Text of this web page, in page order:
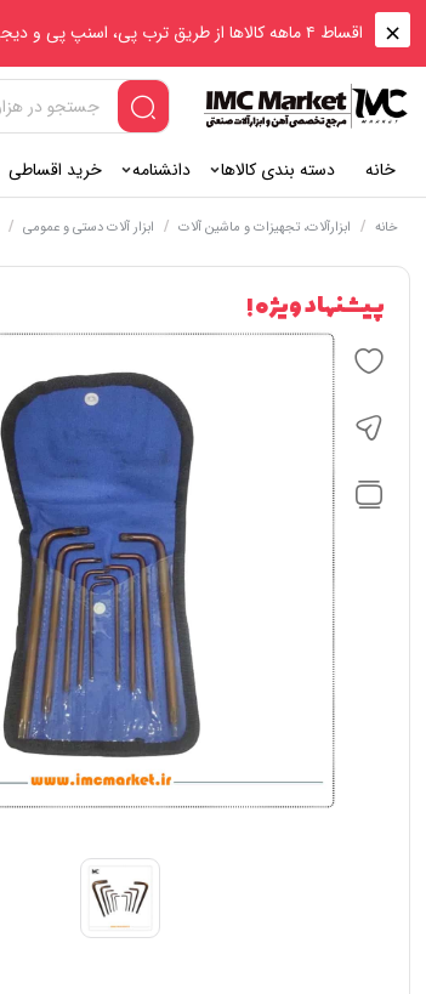
اقساط ۴ ماهه کالاها از طریق ترب پی، اسنپ پی و دیجی پی
خانه دسته بندی کالاها دانشنامه خرید اقساطی
خانه / ابزارآلات، تجهیزات و ماشین آلات / ابزار آلات دستی و عمومی /
پیشنهاد ویژه !